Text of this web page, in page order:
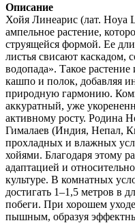
Описание
Хойя Линеарис (лат. Hoya
ампельное растение,
струящейся формой. Ее
листья свисают каскадом,
водопада». Такое
кашпо и полок, добавляя
природную гармонию.
аккуратный, уже
активному росту. Родина
Гималаев (Индия, Непал,
прохладных и влажных
хойями. Благодаря этому
адаптацией и
культуре. В комнатных
достигать 1–1,5 метров в
побеги. При хорошем уходе
пышным, образуя